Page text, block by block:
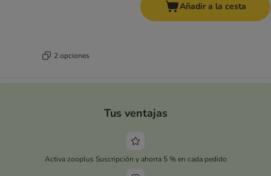
2 opciones
Añadir a la cesta
Tus ventajas
Activa zooplus Suscripción y ahorra 5 % en cada pedido